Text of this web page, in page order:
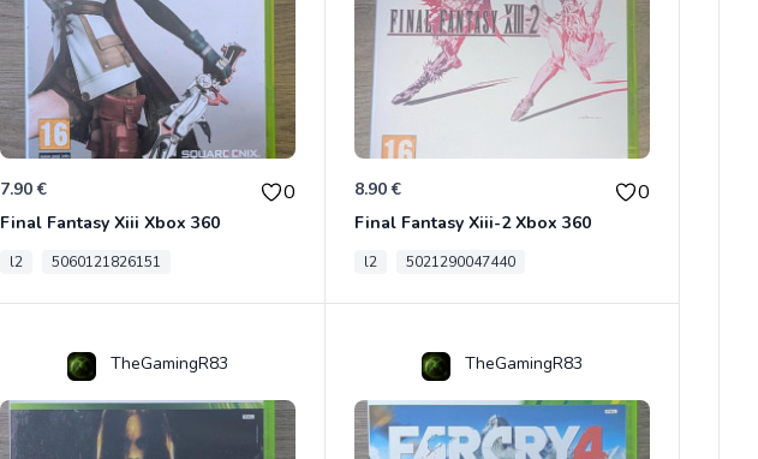
7.90 € 0
Final Fantasy Xiii Xbox 360
l2 5060121826151
8.90 € 0
Final Fantasy Xiii-2 Xbox 360
l2 5021290047440
TheGamingR83 TheGamingR83